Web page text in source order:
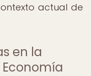
actual de
en la